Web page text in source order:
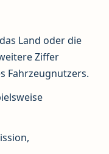
Land oder die
Ziffer
Fahrzeugnutzers.